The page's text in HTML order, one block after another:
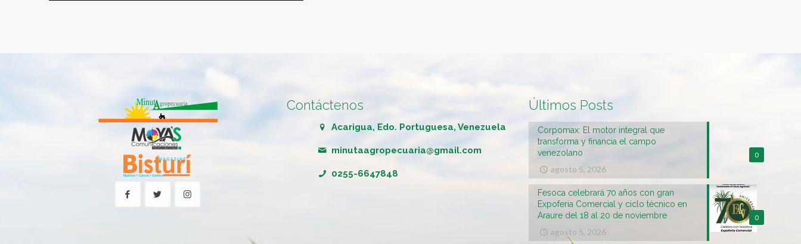
Contáctenos
Acarigua, Edo. Portuguesa, Venezuela
minutaagropecuaria@gmail.com
0255-6647848
Últimos Posts
0
Corpomax: El motor integral que
transforma y financia el campo
venezolano
agosto 5, 2026
0
Fesoca celebrará 70 años con gran
Expoferia Comercial y ciclo técnico en
Araure del 18 al 20 de noviembre
agosto 5, 2026